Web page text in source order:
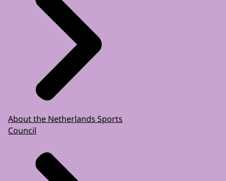
About the Netherlands Sports
Council